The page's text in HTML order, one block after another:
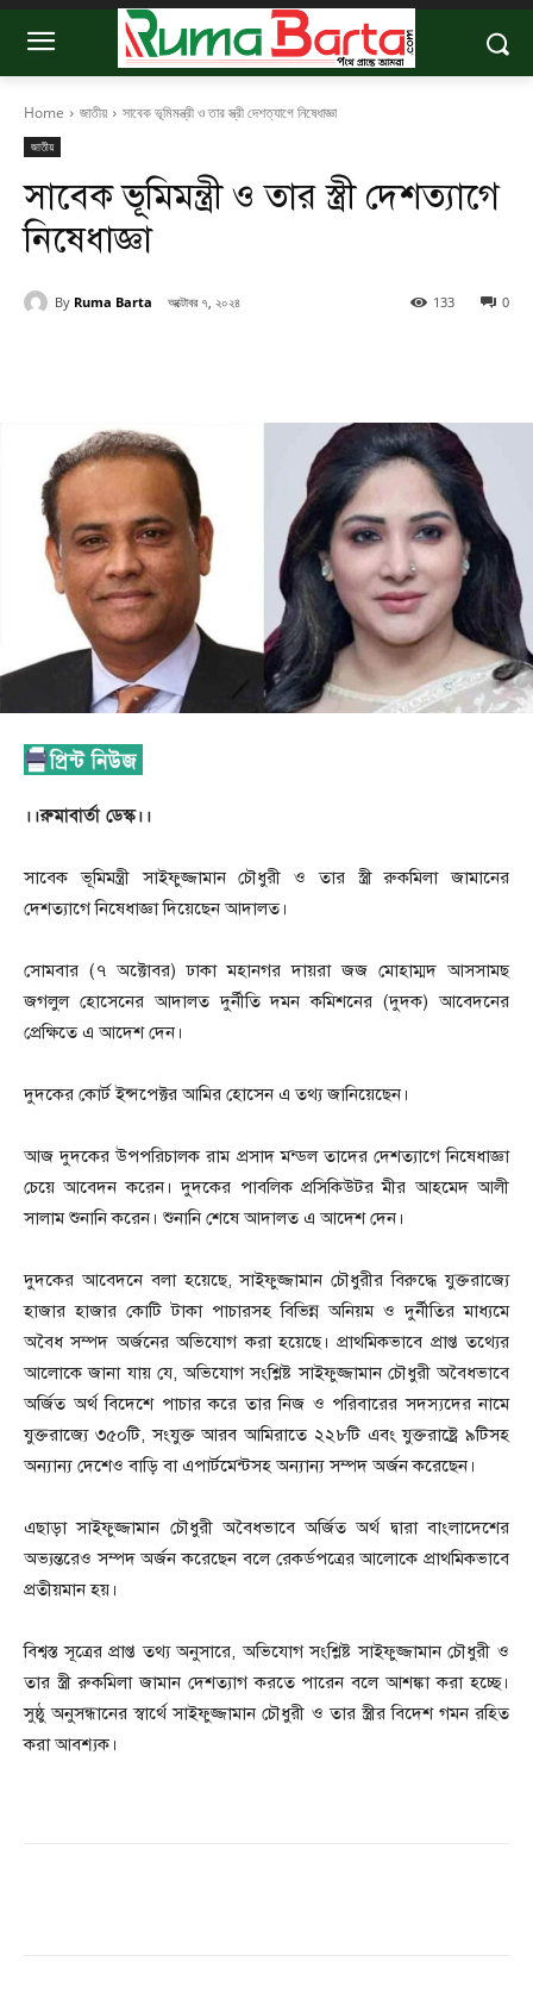
Home জাতীয় সাবেক ভূমিমন্ত্রী ও তার স্ত্রী দেশত্যাগে নিষেধাজ্ঞা
জাতীয়
সাবেক ভূমিমন্ত্রী ও তার স্ত্রী দেশত্যাগে
নিষেধাজ্ঞা
By Ruma Barta অক্টোবর ৭, ২০২৪ 0
133
।।রুমাবার্তা ডেস্ক।।
সাবেক ভূমিমন্ত্রী সাইফুজ্জামান চৌধুরী ও তার স্ত্রী রুকমিলা জামানের
দেশত্যাগে নিষেধাজ্ঞা দিয়েছেন আদালত।
সোমবার (৭ অক্টোবর) ঢাকা মহানগর দায়রা জজ মোহাম্মদ আসসামছ
জগলুল হোসেনের আদালত দুর্নীতি দমন কমিশনের (দুদক) আবেদনের
প্রেক্ষিতে এ আদেশ দেন।
দুদকের কোর্ট ইন্সপেক্টর আমির হোসেন এ তথ্য জানিয়েছেন।
আজ দুদকের উপপরিচালক রাম প্রসাদ মন্ডল তাদের দেশত্যাগে নিষেধাজ্ঞা
চেয়ে আবেদন করেন। দুদকের পাবলিক প্রসিকিউটর মীর আহমেদ আলী
সালাম শুনানি করেন। শুনানি শেষে আদালত এ আদেশ দেন।
দুদকের আবেদনে বলা হয়েছে, সাইফুজ্জামান চৌধুরীর বিরুদ্ধে যুক্তরাজ্যে
হাজার হাজার কোটি টাকা পাচারসহ বিভিন্ন অনিয়ম ও দুর্নীতির মাধ্যমে
অবৈধ সম্পদ অর্জনের অভিযোগ করা হয়েছে। প্রাথমিকভাবে প্রাপ্ত তথ্যের
আলোকে জানা যায় যে, অভিযোগ সংশ্লিষ্ট সাইফুজ্জামান চৌধুরী অবৈধভাবে
অর্জিত অর্থ বিদেশে পাচার করে তার নিজ ও পরিবারের সদস্যদের নামে
যুক্তরাজ্যে ৩৫০টি, সংযুক্ত আরব আমিরাতে ২২৮টি এবং যুক্তরাষ্ট্রে ৯টিসহ
অন্যান্য দেশেও বাড়ি বা এপার্টমেন্টসহ অন্যান্য সম্পদ অর্জন করেছেন।
এছাড়া সাইফুজ্জামান চৌধুরী অবৈধভাবে অর্জিত অর্থ দ্বারা বাংলাদেশের
অভ্যন্তরেও সম্পদ অর্জন করেছেন বলে রেকর্ডপত্রের আলোকে প্রাথমিকভাবে
প্রতীয়মান হয়।
বিশ্বস্ত সূত্রের প্রাপ্ত তথ্য অনুসারে, অভিযোগ সংশ্লিষ্ট সাইফুজ্জামান চৌধুরী ও
তার স্ত্রী রুকমিলা জামান দেশত্যাগ করতে পারেন বলে আশঙ্কা করা হচ্ছে।
সুষ্ঠু অনুসন্ধানের স্বার্থে সাইফুজ্জামান চৌধুরী ও তার স্ত্রীর বিদেশ গমন রহিত
করা আবশ্যক।